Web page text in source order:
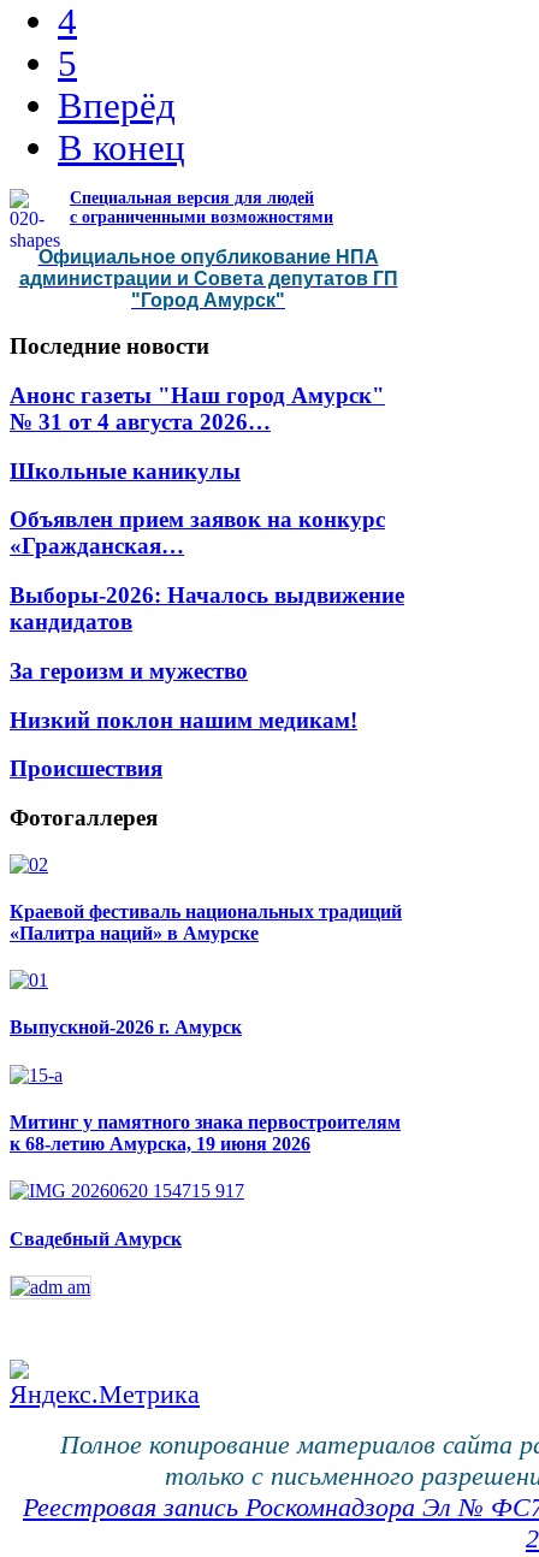
4
5
Вперёд
В конец
Специальная версия для людей
с ограниченными возможностями
Официальное опубликование НПА
администрации и Совета депутатов ГП
"Город Амурск"
Последние новости
Анонс газеты "Наш город Амурск"
№ 31 от 4 августа 2026…
Школьные каникулы
Объявлен прием заявок на конкурс
«Гражданская…
Выборы-2026: Началось выдвижение
кандидатов
За героизм и мужество
Низкий поклон нашим медикам!
Происшествия
Фотогаллерея
Краевой фестиваль национальных традиций
«Палитра наций» в Амурске
Выпускной-2026 г. Амурск
Митинг у памятного знака первостроителям
к 68-летию Амурска, 19 июня 2026
Свадебный Амурск
Полное копирование материалов сайта
только с письменного
Реестровая запись Роскомнадзора Эл №